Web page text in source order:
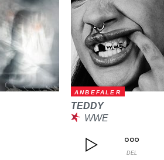
ANBEFALER
TEDDY
WWE
DEL